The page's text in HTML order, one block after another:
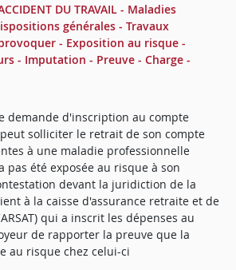
DU TRAVAIL - Maladies
générales - Travaux
- Exposition au risque -
- Imputation - Preuve - Charge -
demande d'inscription au compte
solliciter le retrait de son compte
à une maladie professionnelle
pas été exposée au risque à son
devant la juridiction de la
à la caisse d'assurance retraite et de
qui a inscrit les dépenses au
de rapporter la preuve que la
au risque chez celui-ci